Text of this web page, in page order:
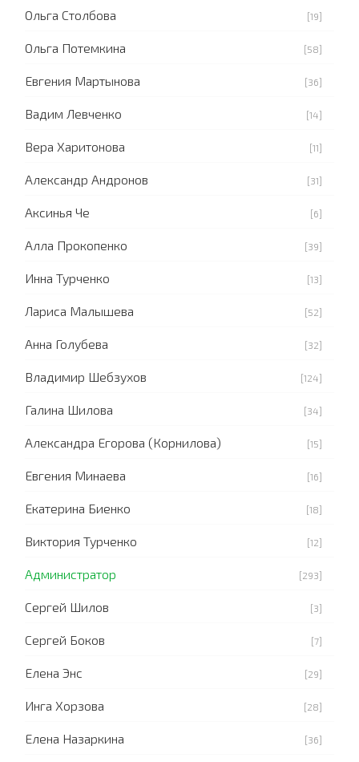
Ольга Столбова [19]
Ольга Потемкина [58]
Евгения Мартынова [36]
Вадим Левченко [14]
Вера Харитонова [11]
Александр Андронов [31]
Аксинья Че [6]
Алла Прокопенко [39]
Инна Турченко [13]
Лариса Малышева [52]
Анна Голубева [32]
Владимир Шебзухов [124]
Галина Шилова [34]
Александра Егорова (Корнилова) [15]
Евгения Минаева [16]
Екатерина Биенко [18]
Виктория Турченко [12]
Администратор [293]
Сергей Шилов [3]
Сергей Боков [7]
Елена Энс [29]
Инга Хорзова [28]
Елена Назаркина [36]